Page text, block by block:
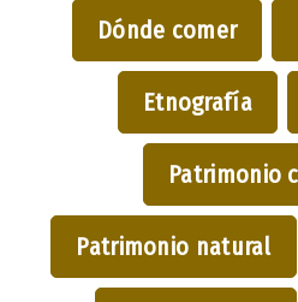
Dónde comer
Etnografía
Patrimonio
Patrimonio natural